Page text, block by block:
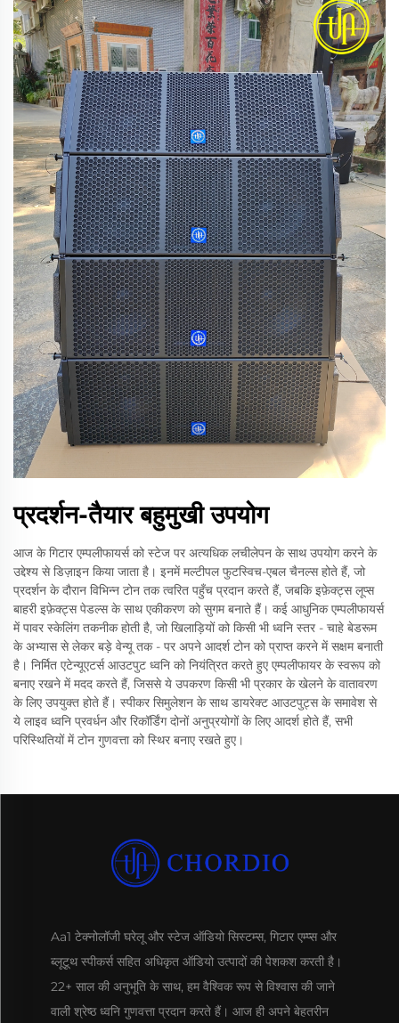
प्रदर्शन-तैयार बहुमुखी उपयोग
आज के गिटार एम्पलीफायर्स को स्टेज पर अत्यधिक लचीलेपन के साथ उपयोग करने के
उद्देश्य से डिज़ाइन किया जाता है। इनमें मल्टीपल फुटस्विच-एबल चैनल्स होते हैं, जो
प्रदर्शन के दौरान विभिन्न टोन तक त्वरित पहुँच प्रदान करते हैं, जबकि इफ़ेक्ट्स लूप्स
बाहरी इफ़ेक्ट्स पेडल्स के साथ एकीकरण को सुगम बनाते हैं। कई आधुनिक एम्पलीफायर्स
में पावर स्केलिंग तकनीक होती है, जो खिलाड़ियों को किसी भी ध्वनि स्तर - चाहे बेडरूम
के अभ्यास से लेकर बड़े वेन्यू तक - पर अपने आदर्श टोन को प्राप्त करने में सक्षम बनाती
है। निर्मित एटेन्यूएटर्स आउटपुट ध्वनि को नियंत्रित करते हुए एम्पलीफायर के स्वरूप को
बनाए रखने में मदद करते हैं, जिससे ये उपकरण किसी भी प्रकार के खेलने के वातावरण
के लिए उपयुक्त होते हैं। स्पीकर सिमुलेशन के साथ डायरेक्ट आउटपुट्स के समावेश से
ये लाइव ध्वनि प्रवर्धन और रिकॉर्डिंग दोनों अनुप्रयोगों के लिए आदर्श होते हैं, सभी
परिस्थितियों में टोन गुणवत्ता को स्थिर बनाए रखते हुए।
Aa1 टेक्नोलॉजी घरेलू और स्टेज ऑडियो सिस्टम्स, गिटार एम्प्स और
ब्लूटूथ स्पीकर्स सहित अधिकृत ऑडियो उत्पादों की पेशकश करती है।
22+ साल की अनुभूति के साथ, हम वैश्विक रूप से विश्वास की जाने
वाली श्रेष्ठ ध्वनि गुणवत्ता प्रदान करते हैं। आज ही अपने बेहतरीन